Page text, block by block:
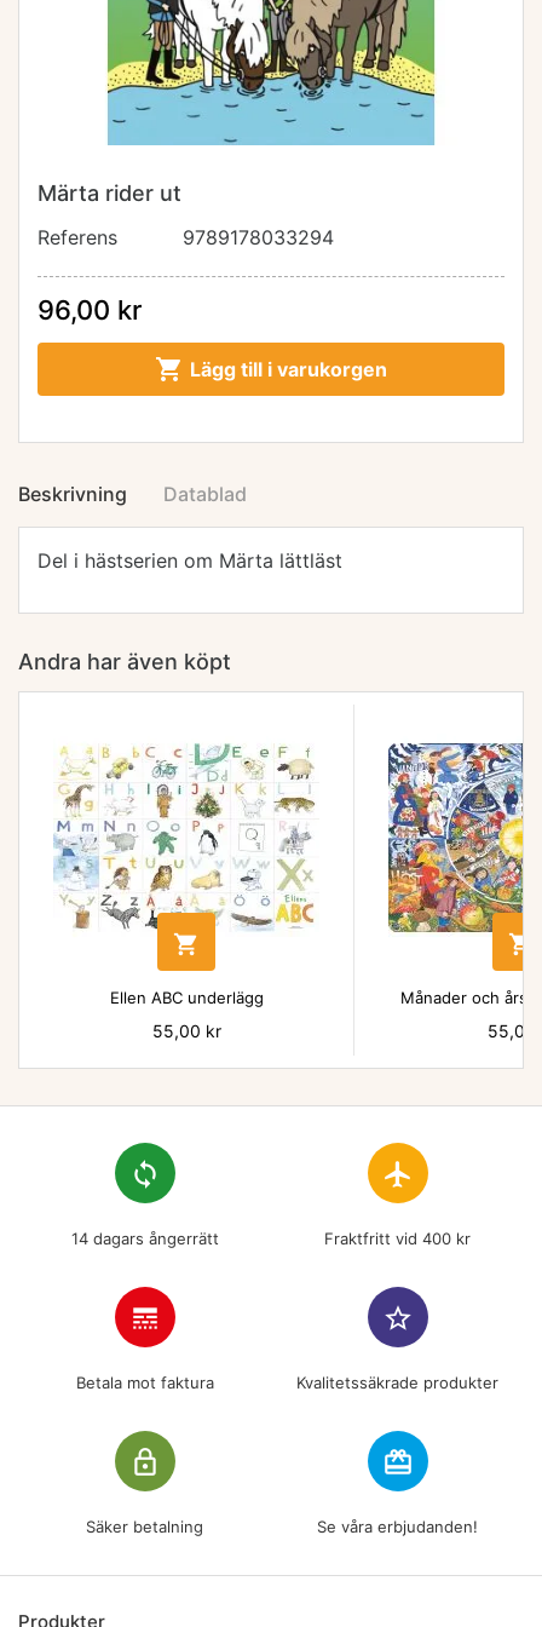
Märta rider ut
Referens 9789178033294
96,00 kr
 Lägg till i varukorgen
Beskrivning Datablad
Del i hästserien om Märta lättläst
Andra har även köpt

Ellen ABC underlägg
Pris
55,00 kr

Månader och
Pris
55,00
loop
14 dagars ångerrätt
flight
Fraktfritt vid 400 kr
line_style
Betala mot faktura
star_border
Kvalitetssäkrade produkter
lock_outline
Säker betalning
redeem
Se våra erbjudanden!
Produkter